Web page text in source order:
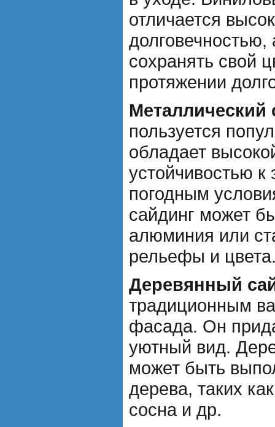
отличается
сохранять свой
протяжении
Металлический
пользуется
обладает
устойчивостью
погодным
сайдинг может
алюминия или
рельефы и
Деревянный
традиционным
фасада. Он
уютный вид.
может быть
дерева, таких
сосна и др.